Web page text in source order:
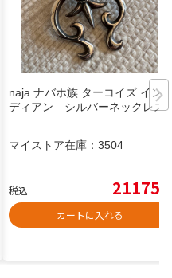
naja ナバホ族 ターコイズ イン
ディアン シルバーネックレス
マイストア在庫： 3504
税込 21175
カートに入れる